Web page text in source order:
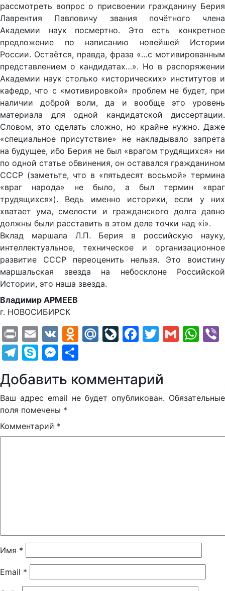
рассмотреть вопрос о присвоении гражданину Берия
Лаврентия Павловичу звания почётного члена
Академии наук посмертно. Это есть конкретное
предложение по написанию новейшей Истории
России. Остаётся, правда, фраза «…с мотивированным
представлением о кандидатах…». Но в распоряжении
Академии наук столько «исторических» институтов и
кафедр, что с «мотивировкой» проблем не будет, при
наличии доброй воли, да и вообще это уровень
материала для одной кандидатской диссертации.
Словом, это сделать сложно, но крайне нужно. Даже
«специальное присутствие» не накладывало запрета
на будущее, ибо Берия не был «врагом трудящихся» ни
по одной статье обвинения, он оставался гражданином
СССР (заметьте, что в «пятьдесят восьмой» термина
«враг народа» не было, а был термин «враг
трудящихся»). Ведь именно историки, если у них
хватает ума, смелости и гражданского долга давно
должны были расставить в этом деле точки над «i».
Вклад маршала Л.П. Берия в российскую науку,
интеллектуальное, техническое и организационное
развитие СССР переоценить нельзя. Это воистину
маршальская звезда на небосклоне Российской
Истории, это наша звезда.
Владимир АРМЕЕВ
г. НОВОСИБИРСК
PrintEmail
VK Odnoklassniki
Mail.Ru
LiveJournal
Facebook
Twitter
Gmail
Telegram
SkypeMessenger
Добавить комментарий
Ваш адрес email не будет опубликован. Обязательные
поля помечены *
Комментарий *
Имя *
Email *